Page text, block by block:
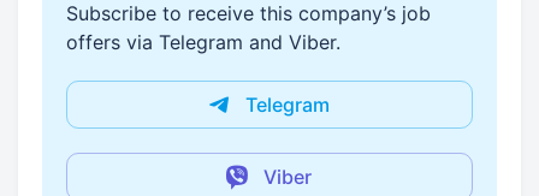
Subscribe to receive this company’s job
offers via Telegram and Viber.
Telegram
Viber